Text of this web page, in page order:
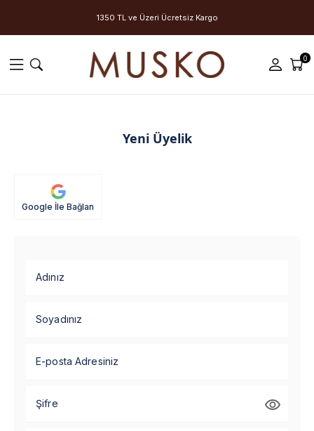
1350 TL ve Üzeri Ücretsiz Kargo
0
Yeni Üyelik
Google İle Bağlan
Adınız
Soyadınız
E-posta Adresiniz
Şifre